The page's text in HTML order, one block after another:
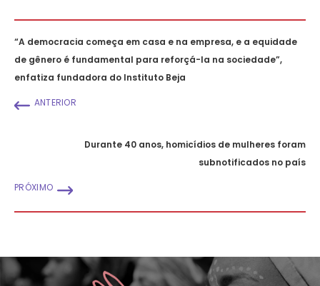
“A democracia começa em casa e na empresa, e a equidade
de gênero é fundamental para reforçá-la na sociedade”,
enfatiza fundadora do Instituto Beja
ANTERIOR
Durante 40 anos, homicídios de mulheres foram
subnotificados no país
PRÓXIMO